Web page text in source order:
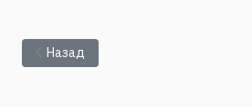
Предыдущий: Защита
Назад